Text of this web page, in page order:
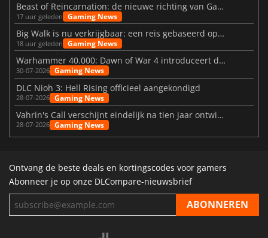
Beast of Reincarnation: de nieuwe richting van Game Freak
17 uur geleden Gaming News
Big Walk is nu verkrijgbaar: een reis gebaseerd op vriendschap
18 uur geleden Gaming News
Warhammer 40.000: Dawn of War 4 introduceert de Necron-factie
30-07-2026 Gaming News
DLC Nioh 3: Hell Rising officieel aangekondigd
28-07-2026 Gaming News
Vahrin's Call verschijnt eindelijk na tien jaar ontwikkeling
28-07-2026 Gaming News
Ontvang de beste deals en kortingscodes voor gamers
Abonneer je op onze DLCompare-nieuwsbrief